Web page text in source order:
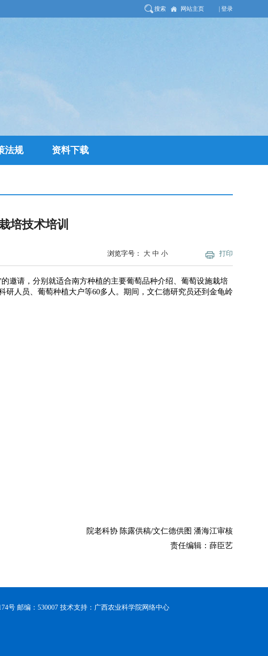
搜索 网站主页 | 登录
法规 资料下载
培技术培训
打印
浏览字号： 大 中 小
邀请，分别就适合南方种植的主要葡萄品种介绍、葡萄设施栽培
人员、葡萄种植大户等60多人。期间，文仁德研究员还到金龟岭
院老科协 陈露供稿/文仁德供图 潘海江审核
责任编辑：薛臣艺
号 邮编：530007 技术支持：广西农业科学院网络中心